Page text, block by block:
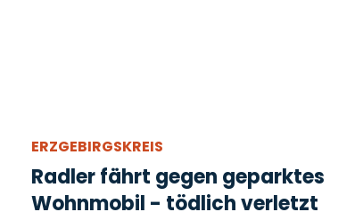
ERZGEBIRGSKREIS
Radler fährt gegen geparktes
Wohnmobil - tödlich verletzt